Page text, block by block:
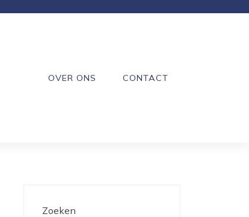
OVER ONS CONTACT
Zoeken